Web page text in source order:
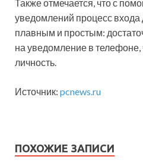
Также отмечается, что с
уведомлений процесс входа
плавным и простым:
на уведомление в телефоне,
личность.
Источник: pcnews.ru
ПОХОЖИЕ ЗАПИСИ